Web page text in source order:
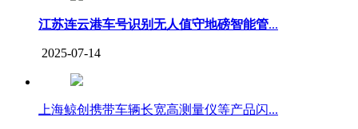
江苏连云港车号识别无人值守地磅智能管...
2025-07-14
上海鲸创携带车辆长宽高测量仪等产品闪...